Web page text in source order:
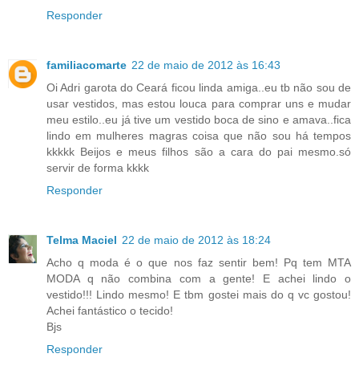
Responder
familiacomarte 22 de maio de 2012 às 16:43
Oi Adri garota do Ceará ficou linda amiga..eu tb não sou de
usar vestidos, mas estou louca para comprar uns e mudar
meu estilo..eu já tive um vestido boca de sino e amava..fica
lindo em mulheres magras coisa que não sou há tempos
kkkkk Beijos e meus filhos são a cara do pai mesmo.só
servir de forma kkkk
Responder
Telma Maciel 22 de maio de 2012 às 18:24
Acho q moda é o que nos faz sentir bem! Pq tem MTA
MODA q não combina com a gente! E achei lindo o
vestido!!! Lindo mesmo! E tbm gostei mais do q vc gostou!
Achei fantástico o tecido!
Bjs
Responder